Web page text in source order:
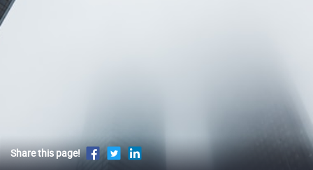
Share this page!